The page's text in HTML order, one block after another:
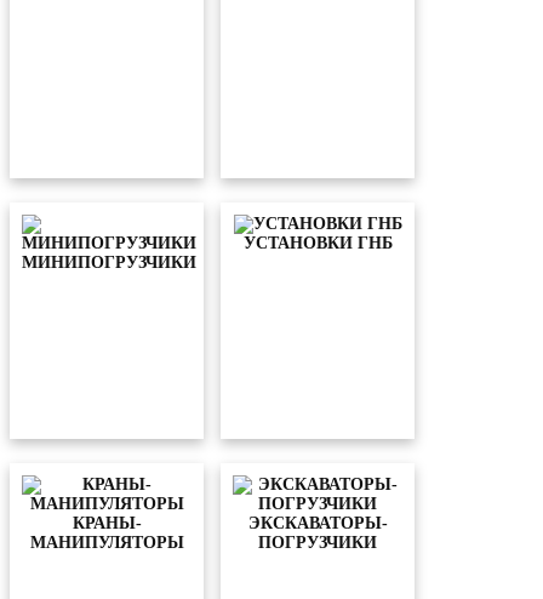
МИНИПОГРУЗЧИКИ
УСТАНОВКИ ГНБ
КРАНЫ-
МАНИПУЛЯТОРЫ
ЭКСКАВАТОРЫ-
ПОГРУЗЧИКИ